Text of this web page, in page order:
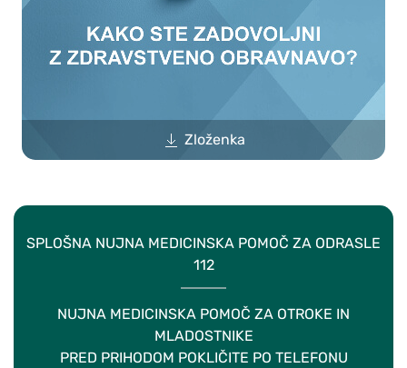
Zloženka
SPLOŠNA NUJNA MEDICINSKA POMOČ ZA ODRASLE
112
NUJNA MEDICINSKA POMOČ ZA OTROKE IN
MLADOSTNIKE
PRED PRIHODOM POKLIČITE PO TELEFONU